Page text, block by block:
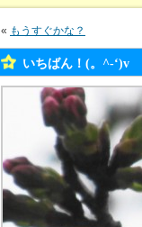
« もうすぐかな？
いちばん！(。^-‘)v